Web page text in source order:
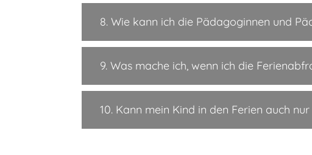
8. Wie kann ich die Pädagoginnen und
9. Was mache ich, wenn ich die
10. Kann mein Kind in den Ferien auch